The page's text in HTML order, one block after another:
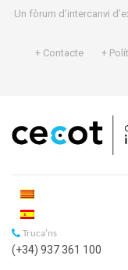
Un fòrum d’intercanvi
+ Contacte
+
Truca'ns
(+34) 937 361 100